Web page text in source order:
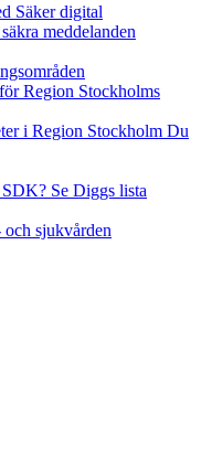
Säker digital
meddelanden
Region Stockholms
i Region Stockholm Du
Se Diggs lista
sjukvården